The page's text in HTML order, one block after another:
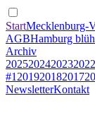
StartMecklenburg-
AGBHamburg
Archiv
2025202420232022
#1 201920182017
NewsletterKontakt